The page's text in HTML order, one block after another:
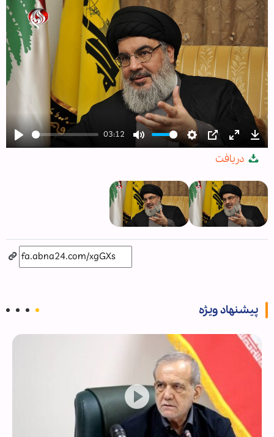
Play
03:12
Mute Settings
PIP Enter
دریافت
پیشنهاد ویژه